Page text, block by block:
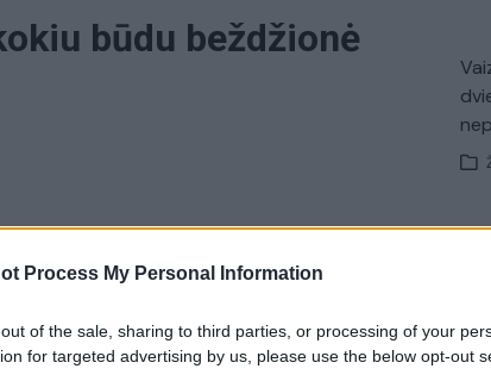
Process My Personal Information
of the sale, sharing to third parties, or processing of your
for targeted advertising by us, please use the below opt-out
būdu beždžionė
problemas, vis didesnis dėmesys
beždžionė sensacija